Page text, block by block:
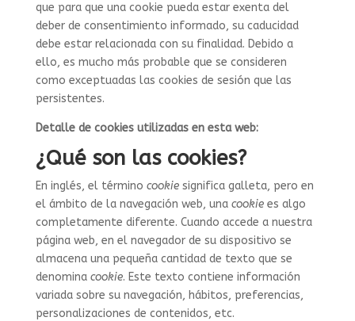
que para que una cookie pueda estar exenta del
deber de consentimiento informado, su caducidad
debe estar relacionada con su finalidad. Debido a
ello, es mucho más probable que se consideren
como exceptuadas las cookies de sesión que las
persistentes.
Detalle de cookies utilizadas en esta web:
¿Qué son las cookies?
En inglés, el término cookiesignifica galleta, pero en
el ámbito de la navegación web, una cookiees algo
completamente diferente. Cuando accede a nuestra
página web, en el navegador de su dispositivo se
almacena una pequeña cantidad de texto que se
denomina cookie. Este texto contiene información
variada sobre su navegación, hábitos, preferencias,
personalizaciones de contenidos, etc.